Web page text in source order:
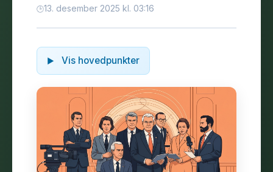
13. desember 2025 kl. 03:16
Vis hovedpunkter